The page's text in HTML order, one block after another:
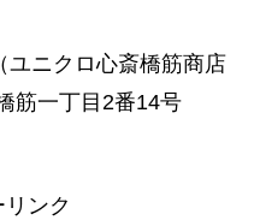
ユニクロ心斎橋筋商店
筋一丁目2番14号
ンク